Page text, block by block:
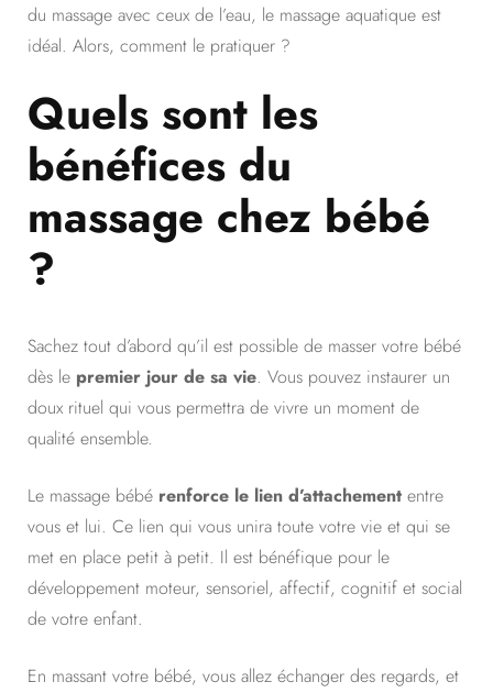
du massage avec ceux de l’eau, le massage aquatique est
idéal. Alors, comment le pratiquer ?
Quels sont les
bénéfices du
massage chez bébé
?
Sachez tout d’abord qu’il est possible de masser votre bébé
dès le premier jour de sa vie. Vous pouvez instaurer un
doux rituel qui vous permettra de vivre un moment de
qualité ensemble.
Le massage bébé renforce le lien d’attachement entre
vous et lui. Ce lien qui vous unira toute votre vie et qui se
met en place petit à petit. Il est bénéfique pour le
développement moteur, sensoriel, affectif, cognitif et social
de votre enfant.
En massant votre bébé, vous allez échanger des regards, et